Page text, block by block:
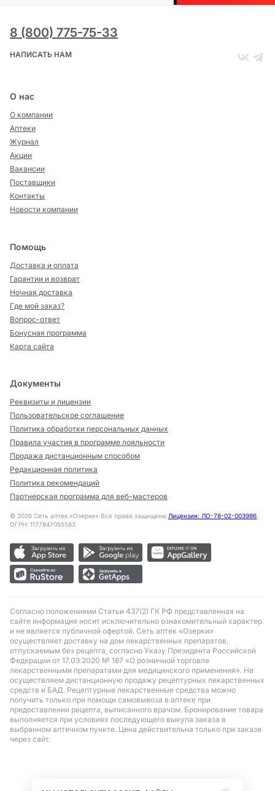
8 (800) 775-75-33
НАПИСАТЬ НАМ
О нас
О компании
Аптеки
Журнал
Акции
Вакансии
Поставщики
Контакты
Новости компании
Помощь
Доставка и оплата
Гарантии и возврат
Ночная доставка
Где мой заказ?
Вопрос-ответ
Бонусная программа
Карта сайта
Документы
Реквизиты и лицензии
Пользовательское соглашение
Политика обработки персональных данных
Правила участия в программе лояльности
Продажа дистанционным способом
Редакционная политика
Политика рекомендаций
Партнерская программа для веб-мастеров
© 2026 Сеть аптек «Озерки» Все права защищены Лицензия: ЛО-78-02-003986,
ОГРН: 1177847055583
Согласно положениями Статьи 437(2) ГК РФ представленная на
сайте информация носит исключительно ознакомительный характер
и не является публичной офертой. Сеть аптек «Озерки»
осуществляет доставку на дом лекарственных препаратов,
отпускаемым без рецепта, согласно Указу Президента Российской
Федерации от 17.03.2020 № 187 «О розничной торговле
лекарственными препаратами для медицинского применения». Не
осуществляем дистанционную продажу рецептурных лекарственных
средств и БАД. Рецептурные лекарственные средства можно
получить только при помощи самовывоза в аптеке при
предоставлении рецепта, выписанного врачом. Бронирование товара
выполняется при условиях последующего выкупа заказа в
выбранном аптечном пункте. Цена действительна только при заказе
через сайт.